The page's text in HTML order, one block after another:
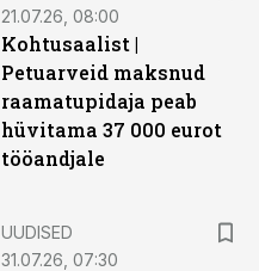
21.07.26, 08:00
Kohtusaalist |
Petuarveid maksnud
raamatupidaja peab
hüvitama 37 000 eurot
tööandjale
UUDISED
31.07.26, 07:30